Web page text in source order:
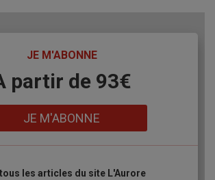
JE M'ABONNE
partir de 93€
JE M'ABONNE
les articles du site L'Aurore